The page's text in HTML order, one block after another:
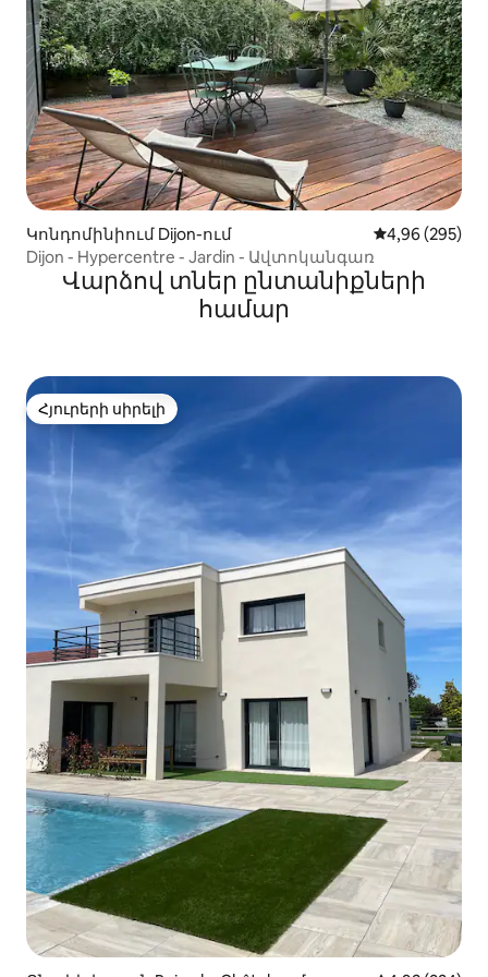
Կոնդոմինիում Dijon-ում Միջին
4,96 (295)
Dijon - Hypercentre - Jardin - Ավտոկանգառ
Վարձով տներ ընտանիքների
համար
Հյուրերի սիրելի
Հյուրերի սիրելի